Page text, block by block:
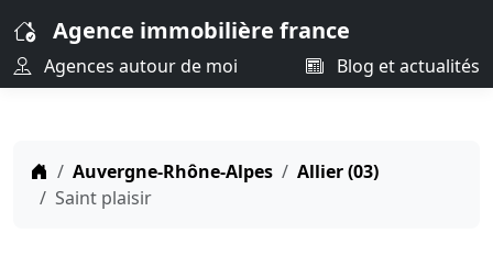
Agence immobilière france
Agences autour de moi Blog et actualités
Auvergne-Rhône-Alpes
Allier (03)
Saint plaisir